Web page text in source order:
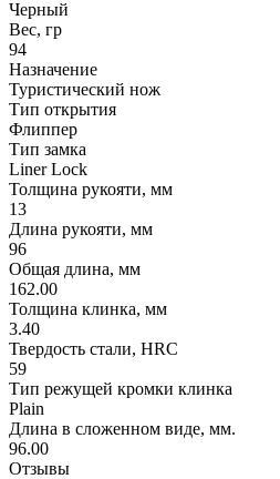
Черный
Вес, гр
94
Назначение
Туристический нож
Тип открытия
Флиппер
Тип замка
Liner Lock
Толщина рукояти, мм
13
Длина рукояти, мм
96
Общая длина, мм
162.00
Толщина клинка, мм
3.40
Твердость стали, HRC
59
Тип режущей кромки клинка
Plain
Длина в сложенном виде, мм.
96.00
Отзывы